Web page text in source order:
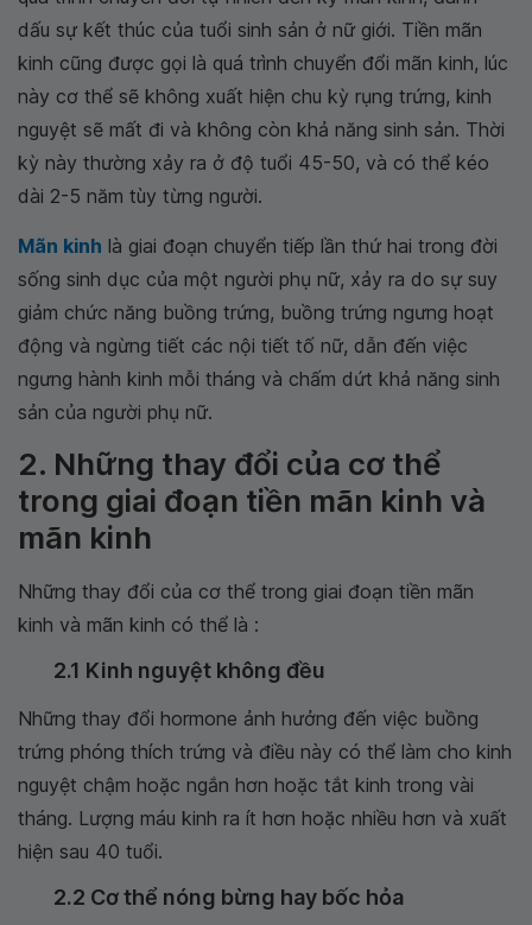
dấu sự kết thúc của tuổi sinh sản ở nữ giới. Tiền mãn
kinh cũng được gọi là quá trình chuyển đổi mãn kinh, lúc
này cơ thể sẽ không xuất hiện chu kỳ rụng trứng, kinh
nguyệt sẽ mất đi và không còn khả năng sinh sản. Thời
kỳ này thường xảy ra ở độ tuổi 45-50, và có thể kéo
dài 2-5 năm tùy từng người.
Mãn kinh là giai đoạn chuyển tiếp lần thứ hai trong đời
sống sinh dục của một người phụ nữ, xảy ra do sự suy
giảm chức năng buồng trứng, buồng trứng ngưng hoạt
động và ngừng tiết các nội tiết tố nữ, dẫn đến việc
ngưng hành kinh mỗi tháng và chấm dứt khả năng sinh
sản của người phụ nữ.
2. Những thay đổi của cơ thể
trong giai đoạn tiền mãn kinh và
mãn kinh
Những thay đổi của cơ thể trong giai đoạn tiền mãn
kinh và mãn kinh có thể là :
2.1 Kinh nguyệt không đều
Những thay đổi hormone ảnh hưởng đến việc buồng
trứng phóng thích trứng và điều này có thể làm cho kinh
nguyệt chậm hoặc ngắn hơn hoặc tắt kinh trong vài
tháng. Lượng máu kinh ra ít hơn hoặc nhiều hơn và xuất
hiện sau 40 tuổi.
2.2 Cơ thể nóng bừng hay bốc hỏa